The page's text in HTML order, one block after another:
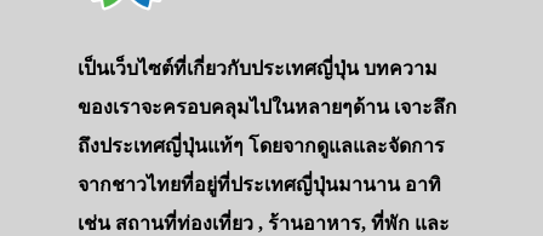
เป็นเว็บไซต์ที่เกี่ยวกับประเทศญี่ปุ่น บทความ
ของเราจะครอบคลุมไปในหลายๆด้าน เจาะลึก
ถึงประเทศญี่ปุ่นแท้ๆ โดยจากดูแลและจัดการ
จากชาวไทยที่อยู่ที่ประเทศญี่ปุ่นมานาน อาทิ
เช่น สถานที่ท่องเที่ยว , ร้านอาหาร, ที่พัก และ